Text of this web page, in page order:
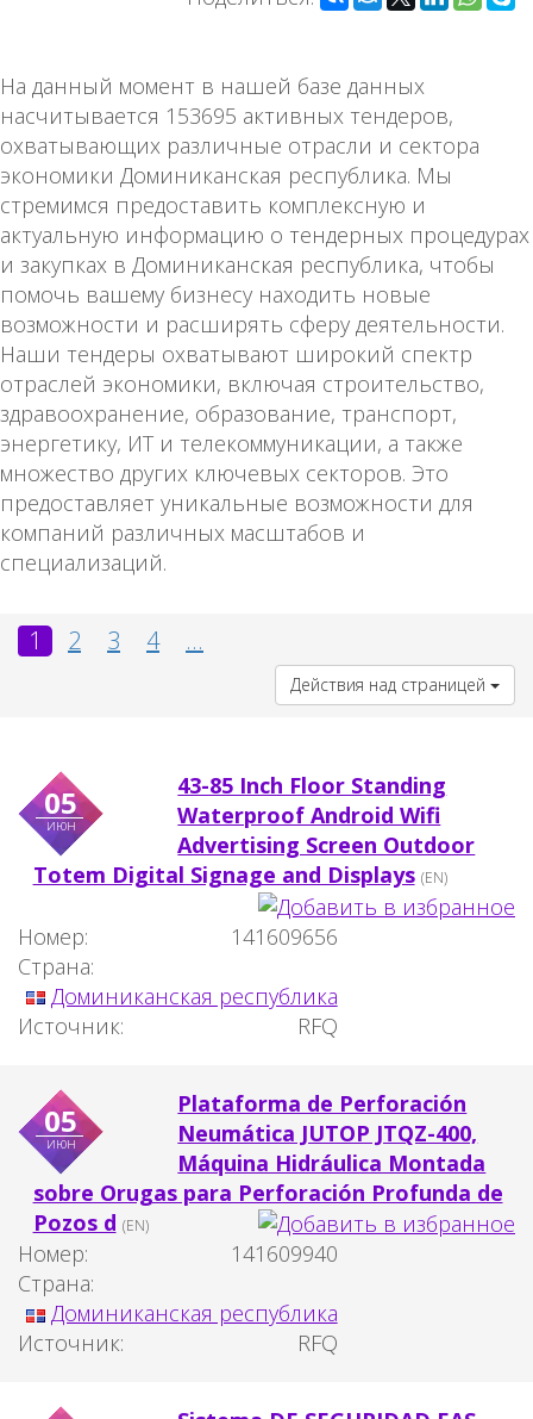
На данный момент в нашей базе данных
насчитывается 153695 активных тендеров,
охватывающих различные отрасли и сектора
экономики Доминиканская республика. Мы
стремимся предоставить комплексную и
актуальную информацию о тендерных процедурах
и закупках в Доминиканская республика, чтобы
помочь вашему бизнесу находить новые
возможности и расширять сферу деятельности.
Наши тендеры охватывают широкий спектр
отраслей экономики, включая строительство,
здравоохранение, образование, транспорт,
энергетику, ИТ и телекоммуникации, а также
множество других ключевых секторов. Это
предоставляет уникальные возможности для
компаний различных масштабов и
специализаций.
1 2 3 4 ...
Действия над страницей
05
июн
43-85 Inch Floor Standing
Waterproof Android Wifi
Advertising Screen Outdoor
Totem Digital Signage and Displays (EN)
Номер:
141609656
Страна:
Доминиканская республика
Источник:
RFQ
05
июн
Plataforma de Perforación
Neumática JUTOP JTQZ-400,
Máquina Hidráulica Montada
sobre Orugas para Perforación Profunda de
Pozos d (EN)
Номер:
141609940
Страна:
Доминиканская республика
Источник:
RFQ